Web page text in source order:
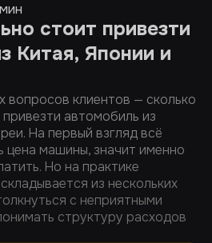
стоит привезти
Китая, Японии и
вопросов клиентов — сколько
автомобиль из
На первый взгляд всё
цена машины, значит именно
Но на практике
из нескольких
с неприятными
структуру расходов